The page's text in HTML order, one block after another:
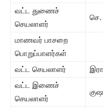
வட்ட துணைச்
செயலாளர்
செ.
மாணவர் பாசறை
பொறுப்பாளர்கள்
வட்ட செயலாளர்
வட்ட இணைச்
செயலாளர்